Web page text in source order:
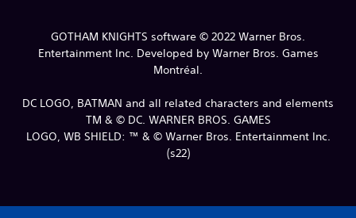
GOTHAM KNIGHTS software © 2022 Warner Bros.
Entertainment Inc. Developed by Warner Bros. Games
Montréal.
DC LOGO, BATMAN and all related characters and elements
TM & © DC. WARNER BROS. GAMES
LOGO, WB SHIELD: ™ & © Warner Bros. Entertainment Inc.
(s22)